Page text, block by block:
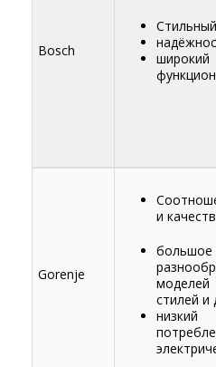
Bosch
широкий
Gorenje
и
большое
стилей и
низкий